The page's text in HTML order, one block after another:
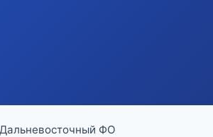
Дальневосточный ФО